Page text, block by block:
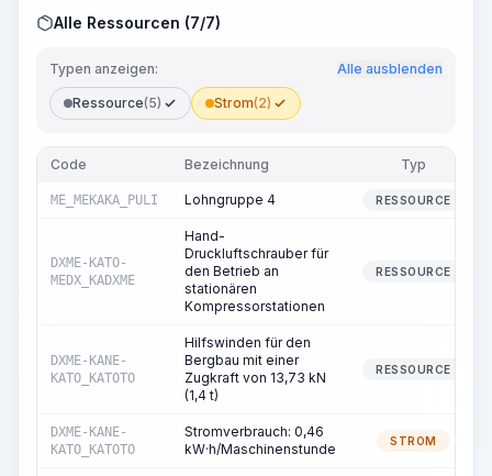
Alle Ressourcen (7/7)
Typen anzeigen: Alle ausblenden
Ressource(5) Strom(2)
Code Bezeichnung Typ
ME_MEKAKA_PULI Lohngruppe 4 RESSOURCE
DXME-KATO-
MEDX_KADXME
Hand-
Druckluftschrauber für
den Betrieb an
stationären
Kompressorstationen
RESSOURCE
DXME-KANE-
KATO_KATOTO
Hilfswinden für den
Bergbau mit einer
Zugkraft von 13,73 kN
(1,4 t)
RESSOURCE
DXME-KANE-
KATO_KATOTO
Stromverbrauch: 0,46
kW·h/Maschinenstunde
STROM